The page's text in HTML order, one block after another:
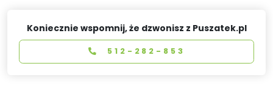
Koniecznie wspomnij, że dzwonisz z Puszatek.pl
512-282-853